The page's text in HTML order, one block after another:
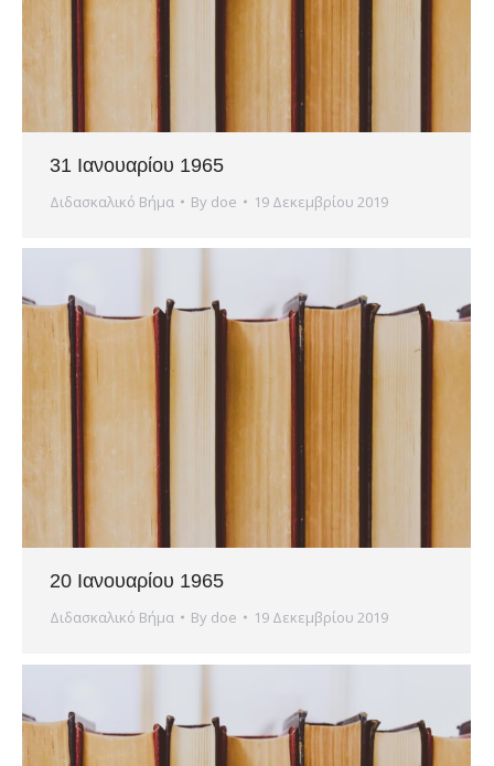
31 Ιανουαρίου 1965
Διδασκαλικό Βήμα By doe 19 Δεκεμβρίου 2019
20 Ιανουαρίου 1965
Διδασκαλικό Βήμα By doe 19 Δεκεμβρίου 2019